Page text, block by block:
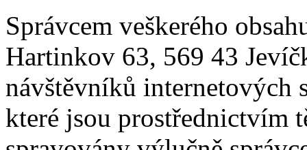
Správcem veškerého
Hartinkov 63, 569 43
návštěvníků internetových
které jsou prostřednictvím